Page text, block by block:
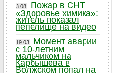
3.08
Пожар в СНТ
«Здоровье химика»:
житель показал
пепелище на видео
19.03
Момент аварии
с 10-летним
мальчиком на
Карбышева в
Волжском попал на